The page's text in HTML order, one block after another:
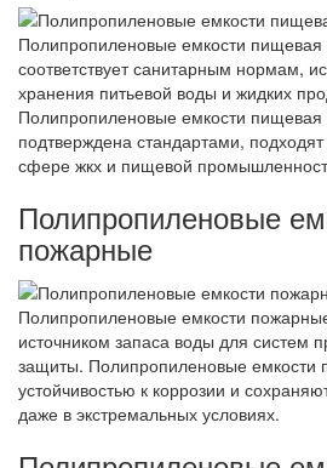
Полипропиленовые емкости пищевая
соответствует санитарным нормам,
хранения питьевой воды и жидких
Полипропиленовые емкости пищевая
подтверждена стандартами,
сфере жкх и пищевой
Полипропиленовые
пожарные
Полипропиленовые емкости
источником запаса воды для систем
защиты. Полипропиленовые емкости
устойчивостью к коррозии и
даже в экстремальных условиях.